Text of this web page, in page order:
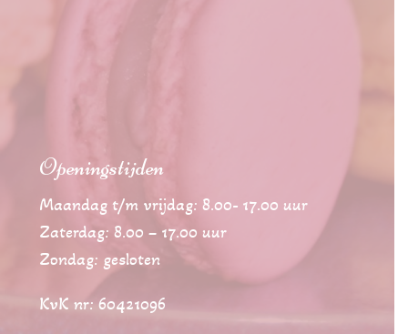
Openingstijden
Maandag t/m vrijdag: 8.00- 17.00 uur
Zaterdag: 8.00 – 17.00 uur
Zondag: gesloten
KvK nr: 60421096